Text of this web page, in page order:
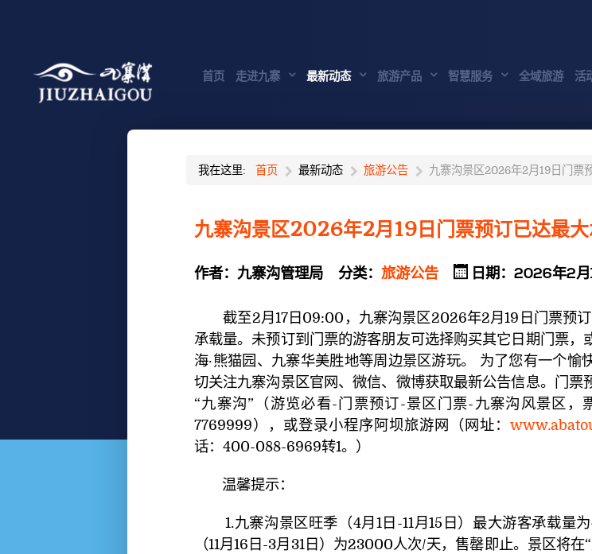
首页 走进九寨 最新动态 旅游产品 智慧服务 全域旅游 活
我在这里: 首页 最新动态 旅游公告 九寨沟景区2026年2月19日门票
九寨沟景区2026年2月19日门票预订已达最
作者： 九寨沟管理局 分类： 旅游公告 日期：2026年2月
截至2月17日09:00，九寨沟景区2026年2月19日门票预订
承载量。未预订到门票的游客朋友可选择购买其它日期门票，
海·熊猫园、九寨华美胜地等周边景区游玩。 为了您有一个愉
切关注九寨沟景区官网、微信、微博获取最新公告信息。门票
“九寨沟”（游览必看-门票预订-景区门票-九寨沟风景区，
7769999），或登录小程序阿坝旅游网（网址：
话：400-088-6969转1。）
温馨提示：
1.九寨沟景区旺季（4月1日-11月15日）最大游客承载量
（11月16日-3月31日）为23000人次/天，售罄即止。景区将在